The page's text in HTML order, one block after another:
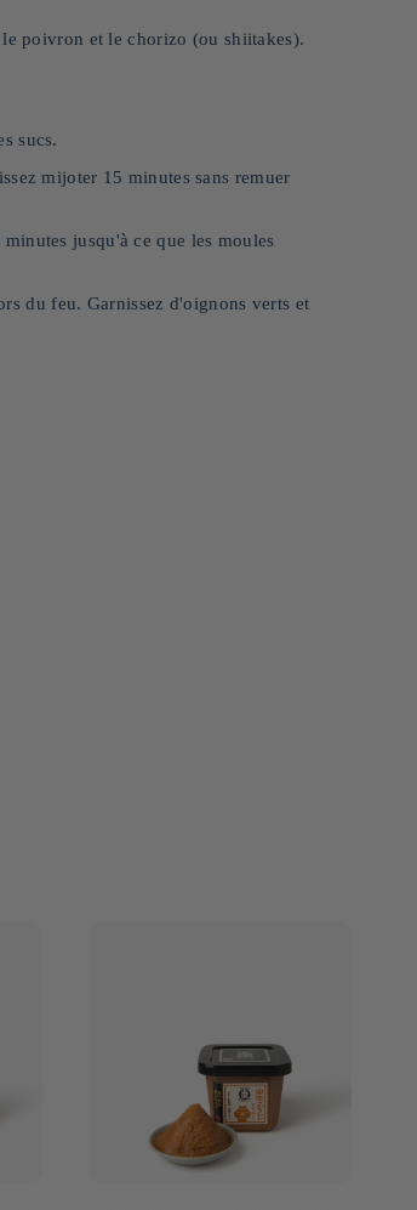
poivron et le chorizo (ou shiitakes).
sucs.
mijoter 15 minutes sans remuer
jusqu'à ce que les moules
du feu. Garnissez d'oignons verts et